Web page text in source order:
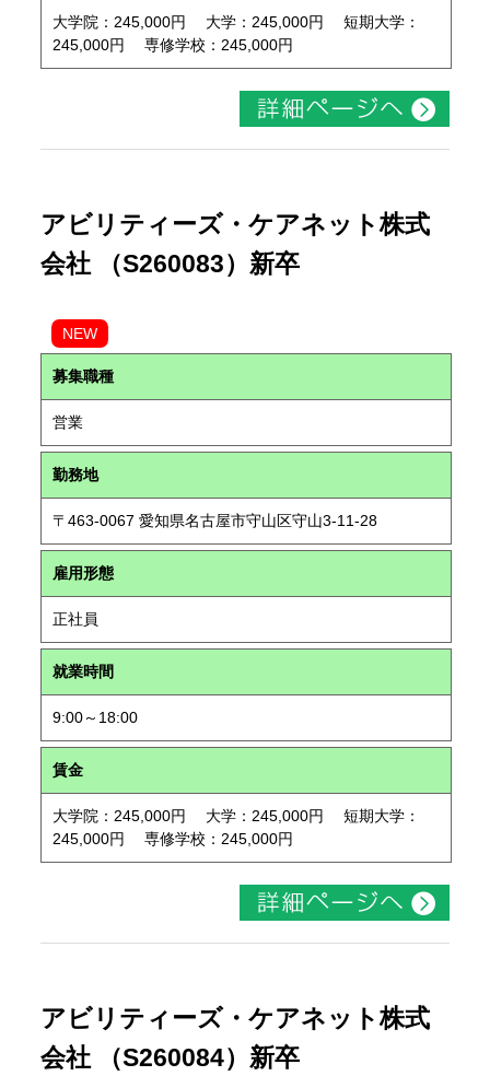
大学院：245,000円 大学：245,000円 短期大学：
245,000円 専修学校：245,000円
アビリティーズ・ケアネット株式
会社 （S260083）新卒
NEW
募集職種
営業
勤務地
〒463-0067 愛知県名古屋市守山区守山3-11-28
雇用形態
正社員
就業時間
9:00～18:00
賃金
大学院：245,000円 大学：245,000円 短期大学：
245,000円 専修学校：245,000円
アビリティーズ・ケアネット株式
会社 （S260084）新卒